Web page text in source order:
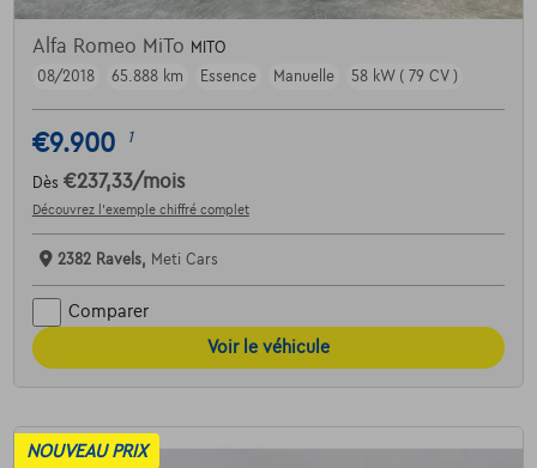
Alfa Romeo MiTo MITO
08/2018
65.888 km Essence Manuelle 58 kW ( 79 CV )
€9.900 1
Dès €237,33/mois
Découvrez l’exemple chiffré complet
2382 Ravels, Meti Cars
Comparer
Voir le véhicule
NOUVEAU PRIX